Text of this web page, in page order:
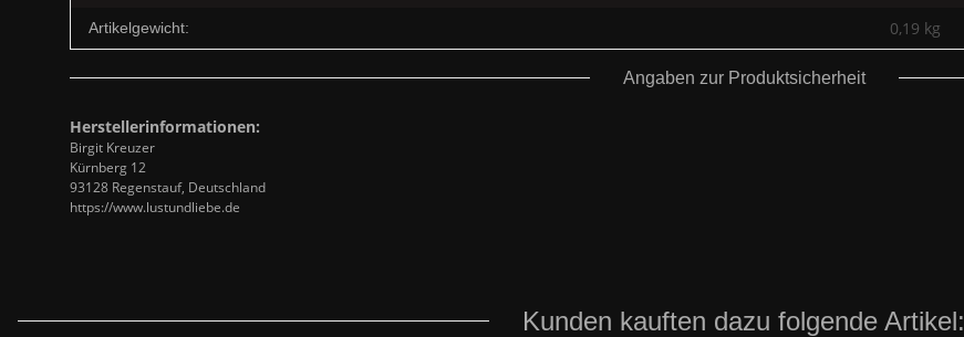
Artikelgewicht: 0,19 kg
Angaben zur Produktsicherheit
Herstellerinformationen:
Birgit Kreuzer
Kürnberg 12
93128 Regenstauf, Deutschland
https://www.lustundliebe.de
Kunden kauften dazu folgende Artikel: